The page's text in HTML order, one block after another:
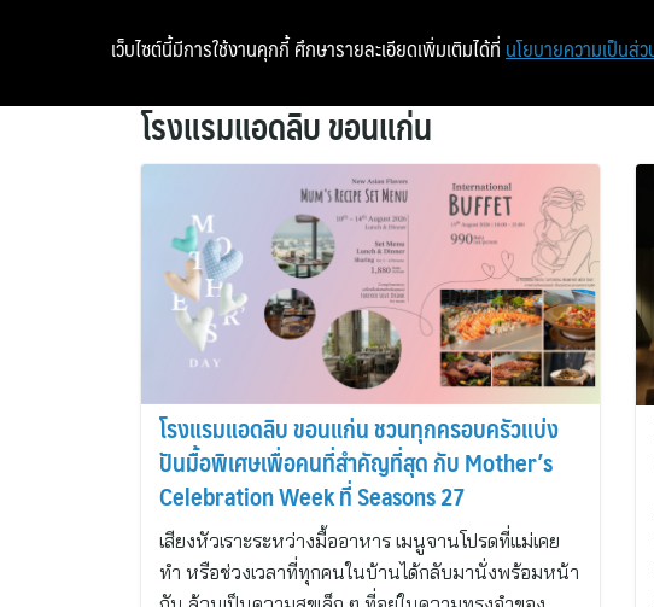
โรงแรมแอดลิบ ขอนแก่น
โรงแรมแอดลิบ ขอนแก่น ชวนทุกครอบครัวแบ่ง
ปันมื้อพิเศษเพื่อคนที่สำคัญที่สุด กับ Mother’s
Celebration Week ที่ Seasons 27
เสียงหัวเราะระหว่างมื้ออาหาร เมนูจานโปรดที่แม่เคย
ทำ หรือช่วงเวลาที่ทุกคนในบ้านได้กลับมานั่งพร้อมหน้า
เว็บไซต์นี้มีการใช้งานคุกกี้ ศึกษารายละเอียดเพิ่มเติมได้ที่ นโยบายความเป็นส่ว